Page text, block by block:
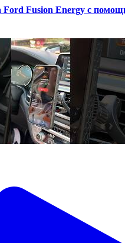
Ford Fusion Energy с